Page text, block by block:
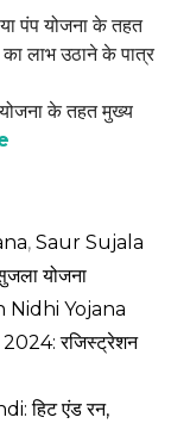
पंप योजना के तहत
का लाभ उठाने के पात्र
के तहत मुख्य
, Saur Sujala
योजना
Nidhi Yojana
2024: रजिस्ट्रेशन
हिट एंड रन,